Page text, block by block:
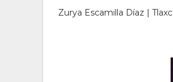
Zurya Escamilla Díaz |